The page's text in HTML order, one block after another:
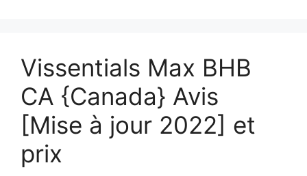
Vissentials Max BHB
CA {Canada} Avis
[Mise à jour 2022] et
prix